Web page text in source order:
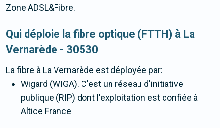
Zone ADSL&Fibre.
Qui déploie la fibre optique (FTTH) à La
Vernarède - 30530
La fibre à La Vernarède est déployée par:
Wigard (WIGA). C'est un réseau d'initiative
publique (RIP) dont l'exploitation est confiée à
Altice France